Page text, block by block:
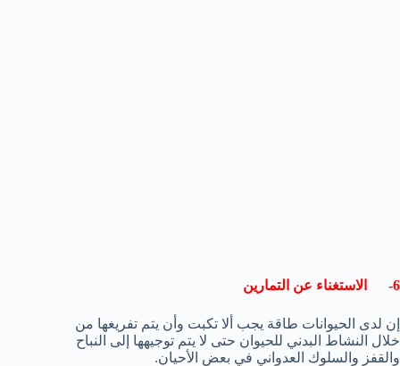
6- الاستغناء عن التمارين
إن لدى الحيوانات طاقة يجب ألا تكبت وأن يتم تفريغها من
خلال النشاط البدني للحيوان حتى لا يتم توجيهها إلى النباح
والقفز والسلوك العدواني في بعض الأحيان.